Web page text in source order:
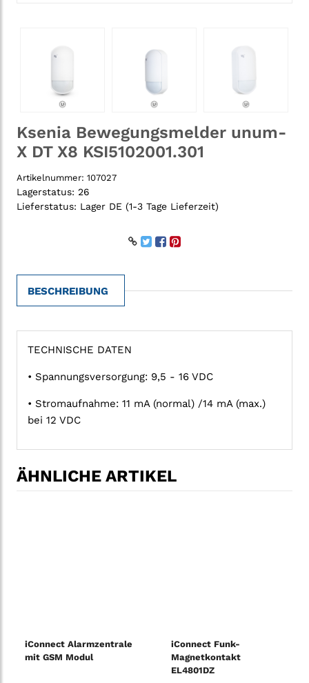
Ksenia Bewegungsmelder unum-
X DT X8 KSI5102001.301
Artikelnummer: 107027
Lagerstatus: 26
Lieferstatus: Lager DE (1-3 Tage Lieferzeit)
BESCHREIBUNG
TECHNISCHE DATEN
• Spannungsversorgung: 9,5 - 16 VDC
• Stromaufnahme: 11 mA (normal) /14 mA (max.)
bei 12 VDC
ÄHNLICHE ARTIKEL
iConnect Alarmzentrale
mit GSM Modul
iConnect Funk-
Magnetkontakt
EL4801DZ